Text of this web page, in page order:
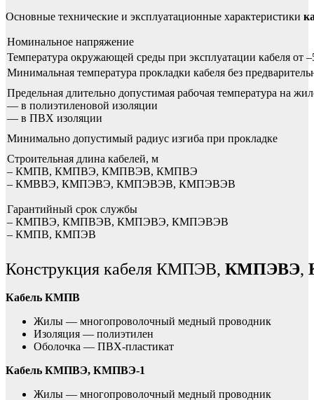
Основные технические и эксплуатационные характеристики
Номинальное напряжение
Температура окружающей среды при эксплуатации кабеля от
Минимальная температура прокладки кабеля без
Предельная длительно допустимая рабочая температура на
— в полиэтиленовой изоляции
— в ПВХ изоляции
Минимально допустимый радиус изгиба при прокладке
Строительная длина кабелей, м
– КМПВ, КМПВЭ, КМПВЭВ, КМПВЭ
– КМВВЭ, КМПЭВЭ, КМПЭВЭВ, КМПЭВЭВ
Гарантийный срок службы
– КМПВЭ, КМПВЭВ, КМПЭВЭ, КМПЭВЭВ
– КМПВ, КМПЭВ
Конструкция кабеля КМПЭВ, КМПЭВЭ,
Кабель КМПВ
Жилы — многопроволочный медный проводник
Изоляция — полиэтилен
Оболочка — ПВХ-пластикат
Кабель КМПВЭ, КМПВЭ-1
Жилы — многопроволочный медный проводник